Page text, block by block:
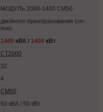
МОДУЛЬ 2000-1400 СМ50
двойного преобразования (on-
line)
1400 кВА / 1400 кВт
СТ2000
32
4
СМ50
50 кВА / 50 кВт